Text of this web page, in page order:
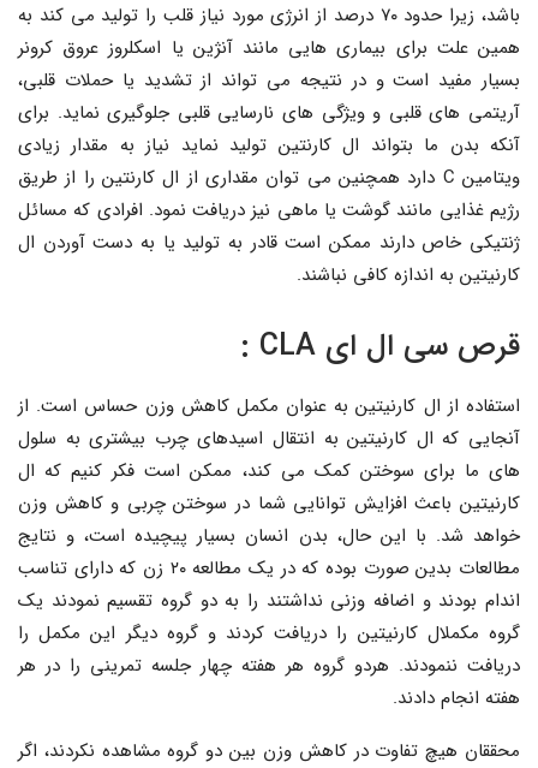
باشد، زیرا حدود ۷۰ درصد از انرژی مورد نیاز قلب را تولید می کند به
همین علت برای بیماری هایی مانند آنژین یا اسکلروز عروق کرونر
بسیار مفید است و در نتیجه می تواند از تشدید یا حملات قلبی،
آریتمی های قلبی و ویژگی های نارسایی قلبی جلوگیری نماید. برای
آنکه بدن ما بتواند ال کارنتین تولید نماید نیاز به مقدار زیادی
ویتامین C دارد همچنین می توان مقداری از ال کارنتین را از طریق
رژیم غذایی مانند گوشت یا ماهی نیز دریافت نمود. افرادی که مسائل
ژنتیکی خاص دارند ممکن است قادر به تولید یا به دست آوردن ال
کارنیتین به اندازه کافی نباشند.
قرص سی ال ای CLA :
استفاده از ال کارنیتین به عنوان مکمل کاهش وزن حساس است. از
آنجایی که ال کارنیتین به انتقال اسیدهای چرب بیشتری به سلول
های ما برای سوختن کمک می کند، ممکن است فکر کنیم که ال
کارنیتین باعث افزایش توانایی شما در سوختن چربی و کاهش وزن
خواهد شد. با این حال، بدن انسان بسیار پیچیده است، و نتایج
مطالعات بدین صورت بوده که در یک مطالعه ۲۰ زن که دارای تناسب
اندام بودند و اضافه وزنی نداشتند را به دو گروه تقسیم نمودند یک
گروه مکملال کارنیتین را دریافت کردند و گروه دیگر این مکمل را
دریافت ننمودند. هردو گروه هر هفته چهار جلسه تمرینی را در هر
هفته انجام دادند.
محققان هیچ تفاوت در کاهش وزن بین دو گروه مشاهده نکردند، اگر